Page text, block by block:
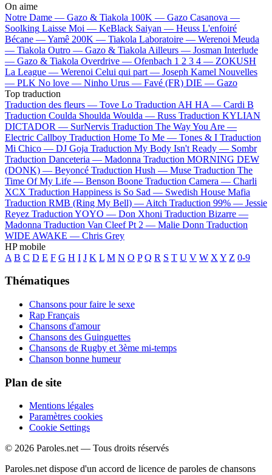
On aime
Notre Dame — Gazo & Tiakola 100K — Gazo Casanova —
Soolking Laisse Moi — KeBlack Saiyan — Heuss L'enfoiré
Bécane —Yamê 200K — Tiakola Laboratoire — Werenoi Meuda
— Tiakola Outro — Gazo & Tiakola Ailleurs — Josman Interlude
— Gazo & Tiakola Overdrive — Ofenbach 1 2 3 4 — ZOKUSH
La League — Werenoi Celui qui part — Joseph Kamel Nouvelles
— PLK No love — Ninho Urus — Favé (FR) DIE — Gazo
Top traduction
Traduction des fleurs — Tove Lo Traduction AH HA — Cardi B
Traduction Coulda Shoulda Woulda — Russ Traduction KYLIAN
DICTADOR — SurNervis Traduction The Way You Are —
Electric Callboy Traduction Home To Me — Tones & I Traduction
Mi Chico — DJ Goja Traduction My Body Isn't Ready — Sombr
Traduction Danceteria — Madonna Traduction MORNING DEW
(DONK) — Beyoncé Traduction Hush — Muse Traduction The
Time Of My Life — Benson Boone Traduction Camera — Charli
XCX Traduction Happiness is So Sad — Swedish House Mafia
Traduction RMB (Ring My Bell) — Aitch Traduction 99% — Jessie
Reyez Traduction YOYO — Don Xhoni Traduction Bizarre —
Madonna Traduction Van Cleef Pt 2 — Malie Donn Traduction
WIDE AWAKE — Chris Grey
HP mobile
A B C D E F G H I J K L M N O P Q R S T U V W X Y Z 0-9
Thématiques
Chansons pour faire le sexe
Rap Français
Chansons d'amour
Chansons des Guinguettes
Chansons de Rugby et 3ème mi-temps
Chanson bonne humeur
Plan de site
Mentions légales
Paramètres cookies
Cookie Settings
© 2026 Paroles.net — Tous droits réservés
Paroles.net dispose d'un accord de licence de paroles de chansons